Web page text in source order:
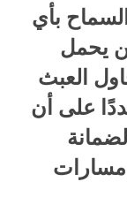
بأي
يحمل
العبث
على أن